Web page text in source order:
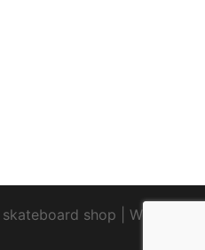
shop
WebDesign